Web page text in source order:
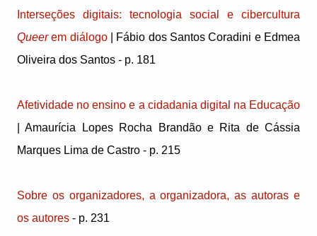
Interseções digitais: tecnologia social e cibercultura
Queerem diálogo| Fábio dos Santos Coradini e Edmea
Oliveira dos Santos - p. 181
Afetividade no ensino e a cidadania digital na Educação
| Amaurícia Lopes Rocha Brandão e Rita de Cássia
Marques Lima de Castro - p. 215
Sobre os organizadores, a organizadora, as autoras e
os autores - p. 231